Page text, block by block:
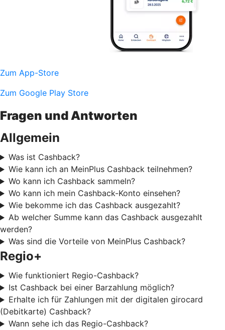
Zum App-Store
Zum Google Play Store
Fragen und Antworten
Allgemein
Was ist Cashback?
Wie kann ich an MeinPlus Cashback teilnehmen?
Wo kann ich Cashback sammeln?
Wo kann ich mein Cashback-Konto einsehen?
Wie bekomme ich das Cashback ausgezahlt?
Ab welcher Summe kann das Cashback ausgezahlt
werden?
Was sind die Vorteile von MeinPlus Cashback?
Regio+
Wie funktioniert Regio-Cashback?
Ist Cashback bei einer Barzahlung möglich?
Erhalte ich für Zahlungen mit der digitalen girocard
(Debitkarte) Cashback?
Wann sehe ich das Regio-Cashback?